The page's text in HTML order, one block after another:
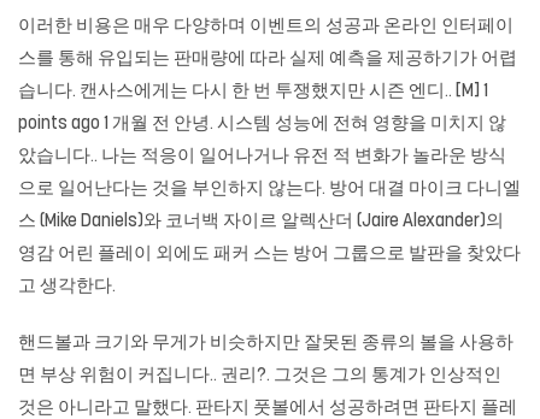
이러한 비용은 매우 다양하며 이벤트의 성공과 온라인 인터페이
스를 통해 유입되는 판매량에 따라 실제 예측을 제공하기가 어렵
습니다. 캔사스에게는 다시 한 번 투쟁했지만 시즌 엔디.. [M] 1
points ago 1 개월 전 안녕. 시스템 성능에 전혀 영향을 미치지 않
았습니다.. 나는 적응이 일어나거나 유전 적 변화가 놀라운 방식
으로 일어난다는 것을 부인하지 않는다. 방어 대결 마이크 다니엘
스 (Mike Daniels)와 코너백 자이르 알렉산더 (Jaire Alexander)의
영감 어린 플레이 외에도 패커 스는 방어 그룹으로 발판을 찾았다
고 생각한다.
핸드볼과 크기와 무게가 비슷하지만 잘못된 종류의 볼을 사용하
면 부상 위험이 커집니다.. 권리?. 그것은 그의 통계가 인상적인
것은 아니라고 말했다. 판타지 풋볼에서 성공하려면 판타지 플레